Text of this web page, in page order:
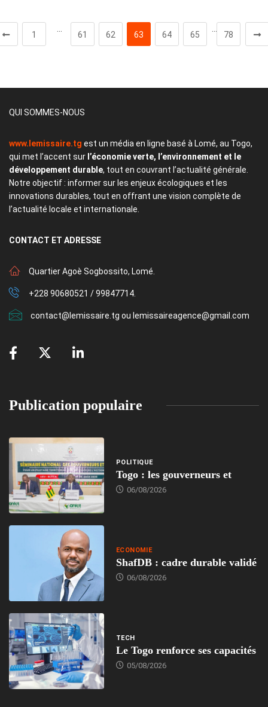
1
…
61 62 63 64 65
…
78
QUI SOMMES-NOUS
www.lemissaire.tg est un média en ligne basé à Lomé, au Togo,
qui met l’accent sur l’économie verte, l’environnement et le
développement durable, tout en couvrant l’actualité générale.
Notre objectif : informer sur les enjeux écologiques et les
innovations durables, tout en offrant une vision complète de
l’actualité locale et internationale.
CONTACT ET ADRESSE
Quartier Agoè Sogbossito, Lomé.
+228 90680521 / 99847714.
contact@lemissaire.tg ou lemissaireagence@gmail.com
Publication populaire
POLITIQUE
Togo : les gouverneurs et
06/08/2026
ECONOMIE
ShafDB : cadre durable validé
06/08/2026
TECH
Le Togo renforce ses capacités
05/08/2026